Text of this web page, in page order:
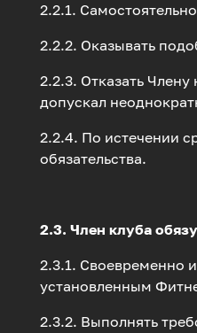
2.2.1.
2.2.2. Оказывать
2.2.3. Отказать
допускал
2.2.4. По истечении
обязательства.
2.3. Член клуба
2.3.1. Своевременно
установленным
2.3.2. Выполнять